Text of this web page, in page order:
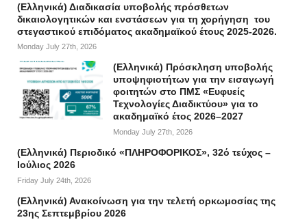
(Ελληνικά) Διαδικασία υποβολής πρόσθετων
δικαιολογητικών και ενστάσεων για τη χορήγηση του
στεγαστικού επιδόματος ακαδημαϊκού έτους 2025-2026.
Monday July 27th, 2026
(Ελληνικά) Πρόσκληση υποβολής
υποψηφιοτήτων για την εισαγωγή
φοιτητών στο ΠΜΣ «Ευφυείς
Τεχνολογίες Διαδικτύου» για το
ακαδημαϊκό έτος 2026–2027
Monday July 27th, 2026
(Ελληνικά) Περιοδικό «ΠΛΗΡΟΦΟΡΙΚΟΣ», 32ό τεύχος –
Ιούλιος 2026
Friday July 24th, 2026
(Ελληνικά) Ανακοίνωση για την τελετή ορκωμοσίας της
23ης Σεπτεμβρίου 2026